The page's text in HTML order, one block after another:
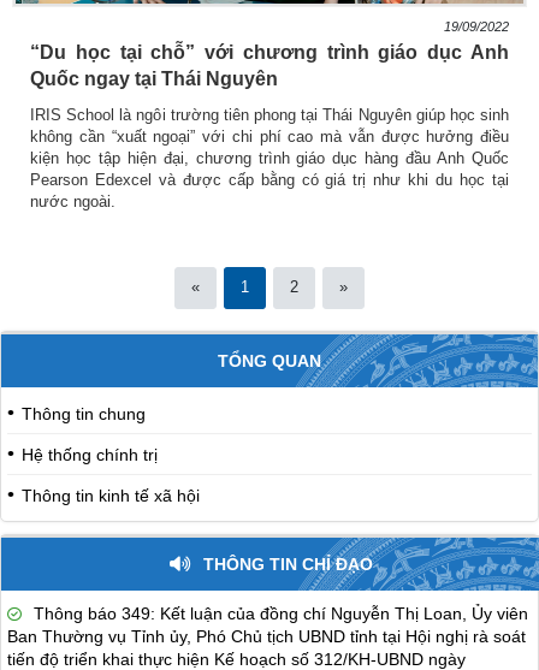
19/09/2022
“Du học tại chỗ” với chương trình giáo dục Anh
Quốc ngay tại Thái Nguyên
IRIS School là ngôi trường tiên phong tại Thái Nguyên giúp học sinh
không cần “xuất ngoại” với chi phí cao mà vẫn được hưởng điều
kiện học tập hiện đại, chương trình giáo dục hàng đầu Anh Quốc
Pearson Edexcel và được cấp bằng có giá trị như khi du học tại
nước ngoài.
« 1 2 »
TỔNG QUAN
Thông tin chung
Hệ thống chính trị
Thông tin kinh tế xã hội
THÔNG TIN CHỈ ĐẠO
Thông báo 349: Kết luận của đồng chí Nguyễn Thị Loan, Ủy viên
Ban Thường vụ Tỉnh ủy, Phó Chủ tịch UBND tỉnh tại Hội nghị rà soát
tiến độ triển khai thực hiện Kế hoạch số 312/KH-UBND ngày